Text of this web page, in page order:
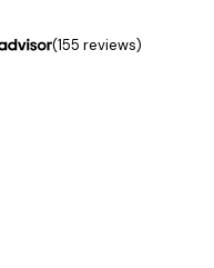
(155 reviews)